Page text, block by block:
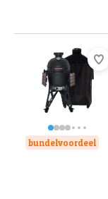
bundelvoordeel
Beoordeling is 9,1